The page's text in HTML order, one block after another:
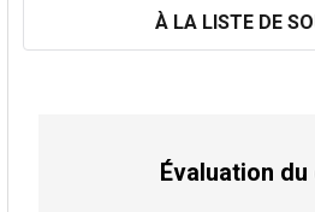
À LA LISTE DE
Évaluation du